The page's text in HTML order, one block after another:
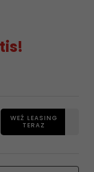
WEŹ LEASING
TERAZ